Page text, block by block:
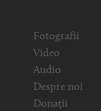
Fotografii
Video
Audio
Despre noi
Donații